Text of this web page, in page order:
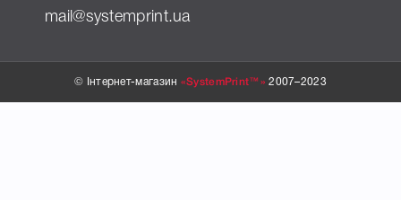
mail@systemprint.ua
© Інтернет-магазин «SystemPrint™» 2007–2023